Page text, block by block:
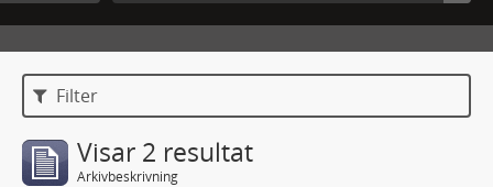
Filter
Visar 2 resultat
Arkivbeskrivning